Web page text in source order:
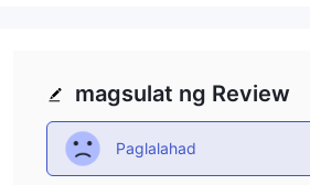
magsulat ng Review
Paglalahad